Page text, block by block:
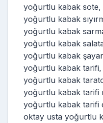
yoğurtlu kabak sote,
yoğurtlu kabak
yoğurtlu kabak
yoğurtlu kabak
yoğurtlu kabak
yoğurtlu kabak tarifi,
yoğurtlu kabak
yoğurtlu kabak tarifi
yoğurtlu kabak tarifi
oktay usta yoğurtlu